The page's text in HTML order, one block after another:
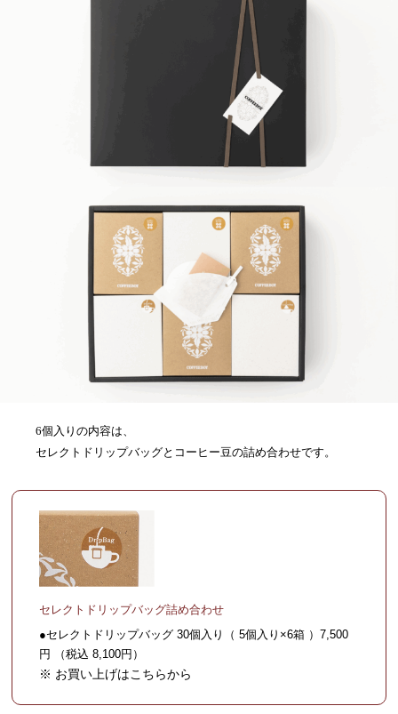
6個入りの内容は、
セレクトドリップバッグとコーヒー豆の詰め合わせです。
セレクトドリップバッグ詰め合わせ
●セレクトドリップバッグ 30個入り（ 5個入り×6箱 ）7,500
円 （税込 8,100円）
※ お買い上げはこちらから